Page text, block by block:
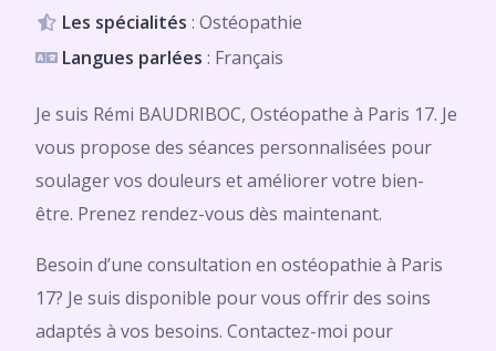
Les spécialités : Ostéopathie
Langues parlées : Français
Je suis Rémi BAUDRIBOC, Ostéopathe à Paris 17. Je
vous propose des séances personnalisées pour
soulager vos douleurs et améliorer votre bien-
être. Prenez rendez-vous dès maintenant.
Besoin d’une consultation en ostéopathie à Paris
17? Je suis disponible pour vous offrir des soins
adaptés à vos besoins. Contactez-moi pour